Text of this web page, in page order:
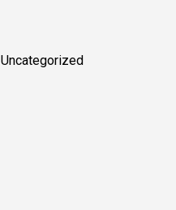
Uncategorized